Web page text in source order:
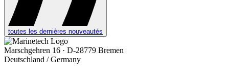
toutes les dernières nouveautés
Marschgehren 16 · D-28779 Bremen
Deutschland / Germany